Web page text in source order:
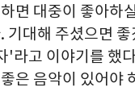
면 대중이 좋아하
기대해 주셨으면
'라고 이야기를 했
은 음악이 있어야